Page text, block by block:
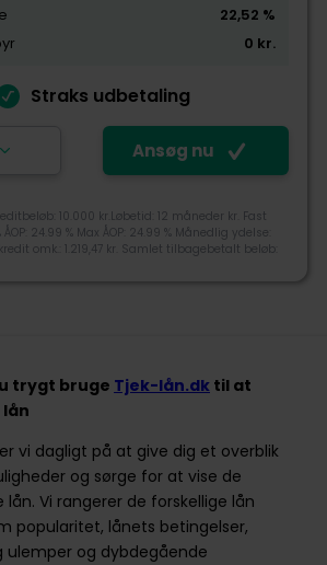
Ansøg nu
11 af mest velkendte banker i
Express Bank, Resurs Bank og
gør det nemt at sammenligne
22,52 %
0 kr.
Straks udbetaling
Ansøg nu
10.000 kr.Løbetid: 12 måneder kr. Fast
24.99 % Max ÅOP: 24.99 % Månedlig ydelse:
omk.: 1.219,47 kr. Samlet tilbagebetalt beløb:
trygt bruge Tjek-lån.dk til at
vi dagligt på at give dig et overblik
og sørge for at vise de
Vi rangerer de forskellige lån
popularitet, lånets betingelser,
ulemper og dybdegående